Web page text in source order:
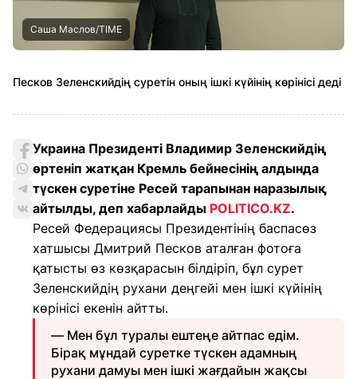
Саша Маслов/TIME
Песков Зеленскийдің суретін оның ішкі күйінің көрінісі деді
Украина Президенті Владимир Зеленскийдің
өртеніп жатқан Кремль бейнесінің алдында
түскен суретіне Ресей тарапынан наразылық
айтылды, деп хабарлайды POLITICO.KZ.
Ресей Федерациясы Президентінің баспасөз
хатшысы Дмитрий Песков аталған фотоға
қатысты өз көзқарасын білдіріп, бұл сурет
Зеленскийдің рухани деңгейі мен ішкі күйінің
көрінісі екенін айтты.
— Мен бұл туралы ештеңе айтпас едім.
Бірақ мұндай суретке түскен адамның
рухани дамуы мен ішкі жағдайын жақсы